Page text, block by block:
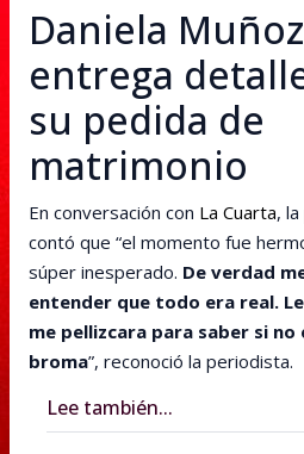
Daniela Muñoz
entrega
su pedida de
matrimonio
En conversación con La Cuarta,
contó que “el momento fue
súper inesperado. De verdad
entender que todo era real.
me pellizcara para saber si no
broma”, reconoció la periodista.
Lee también...